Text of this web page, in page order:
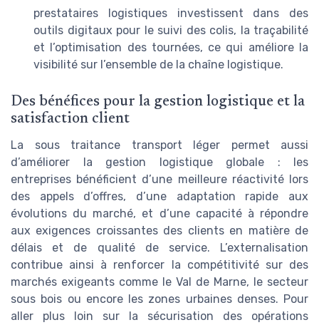
prestataires logistiques investissent dans des
outils digitaux pour le suivi des colis, la traçabilité
et l’optimisation des tournées, ce qui améliore la
visibilité sur l’ensemble de la chaîne logistique.
Des bénéfices pour la gestion logistique et la
satisfaction client
La sous traitance transport léger permet aussi
d’améliorer la gestion logistique globale : les
entreprises bénéficient d’une meilleure réactivité lors
des appels d’offres, d’une adaptation rapide aux
évolutions du marché, et d’une capacité à répondre
aux exigences croissantes des clients en matière de
délais et de qualité de service. L’externalisation
contribue ainsi à renforcer la compétitivité sur des
marchés exigeants comme le Val de Marne, le secteur
sous bois ou encore les zones urbaines denses. Pour
aller plus loin sur la sécurisation des opérations